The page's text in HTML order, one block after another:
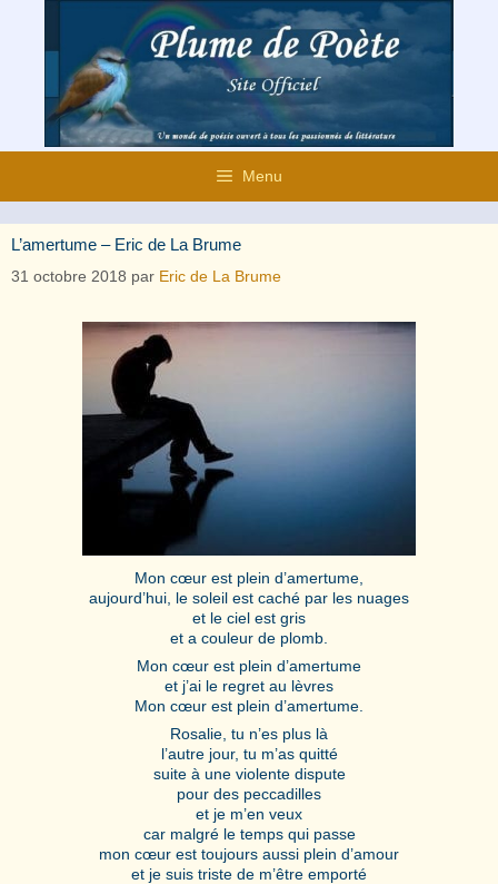
contenu
Menu
L’amertume – Eric de La Brume
31 octobre 2018 par Eric de La Brume
Mon cœur est plein d’amertume,
aujourd’hui, le soleil est caché par les nuages
et le ciel est gris
et a couleur de plomb.
Mon cœur est plein d’amertume
et j’ai le regret au lèvres
Mon cœur est plein d’amertume.
Rosalie, tu n’es plus là
l’autre jour, tu m’as quitté
suite à une violente dispute
pour des peccadilles
et je m’en veux
car malgré le temps qui passe
mon cœur est toujours aussi plein d’amour
et je suis triste de m’être emporté